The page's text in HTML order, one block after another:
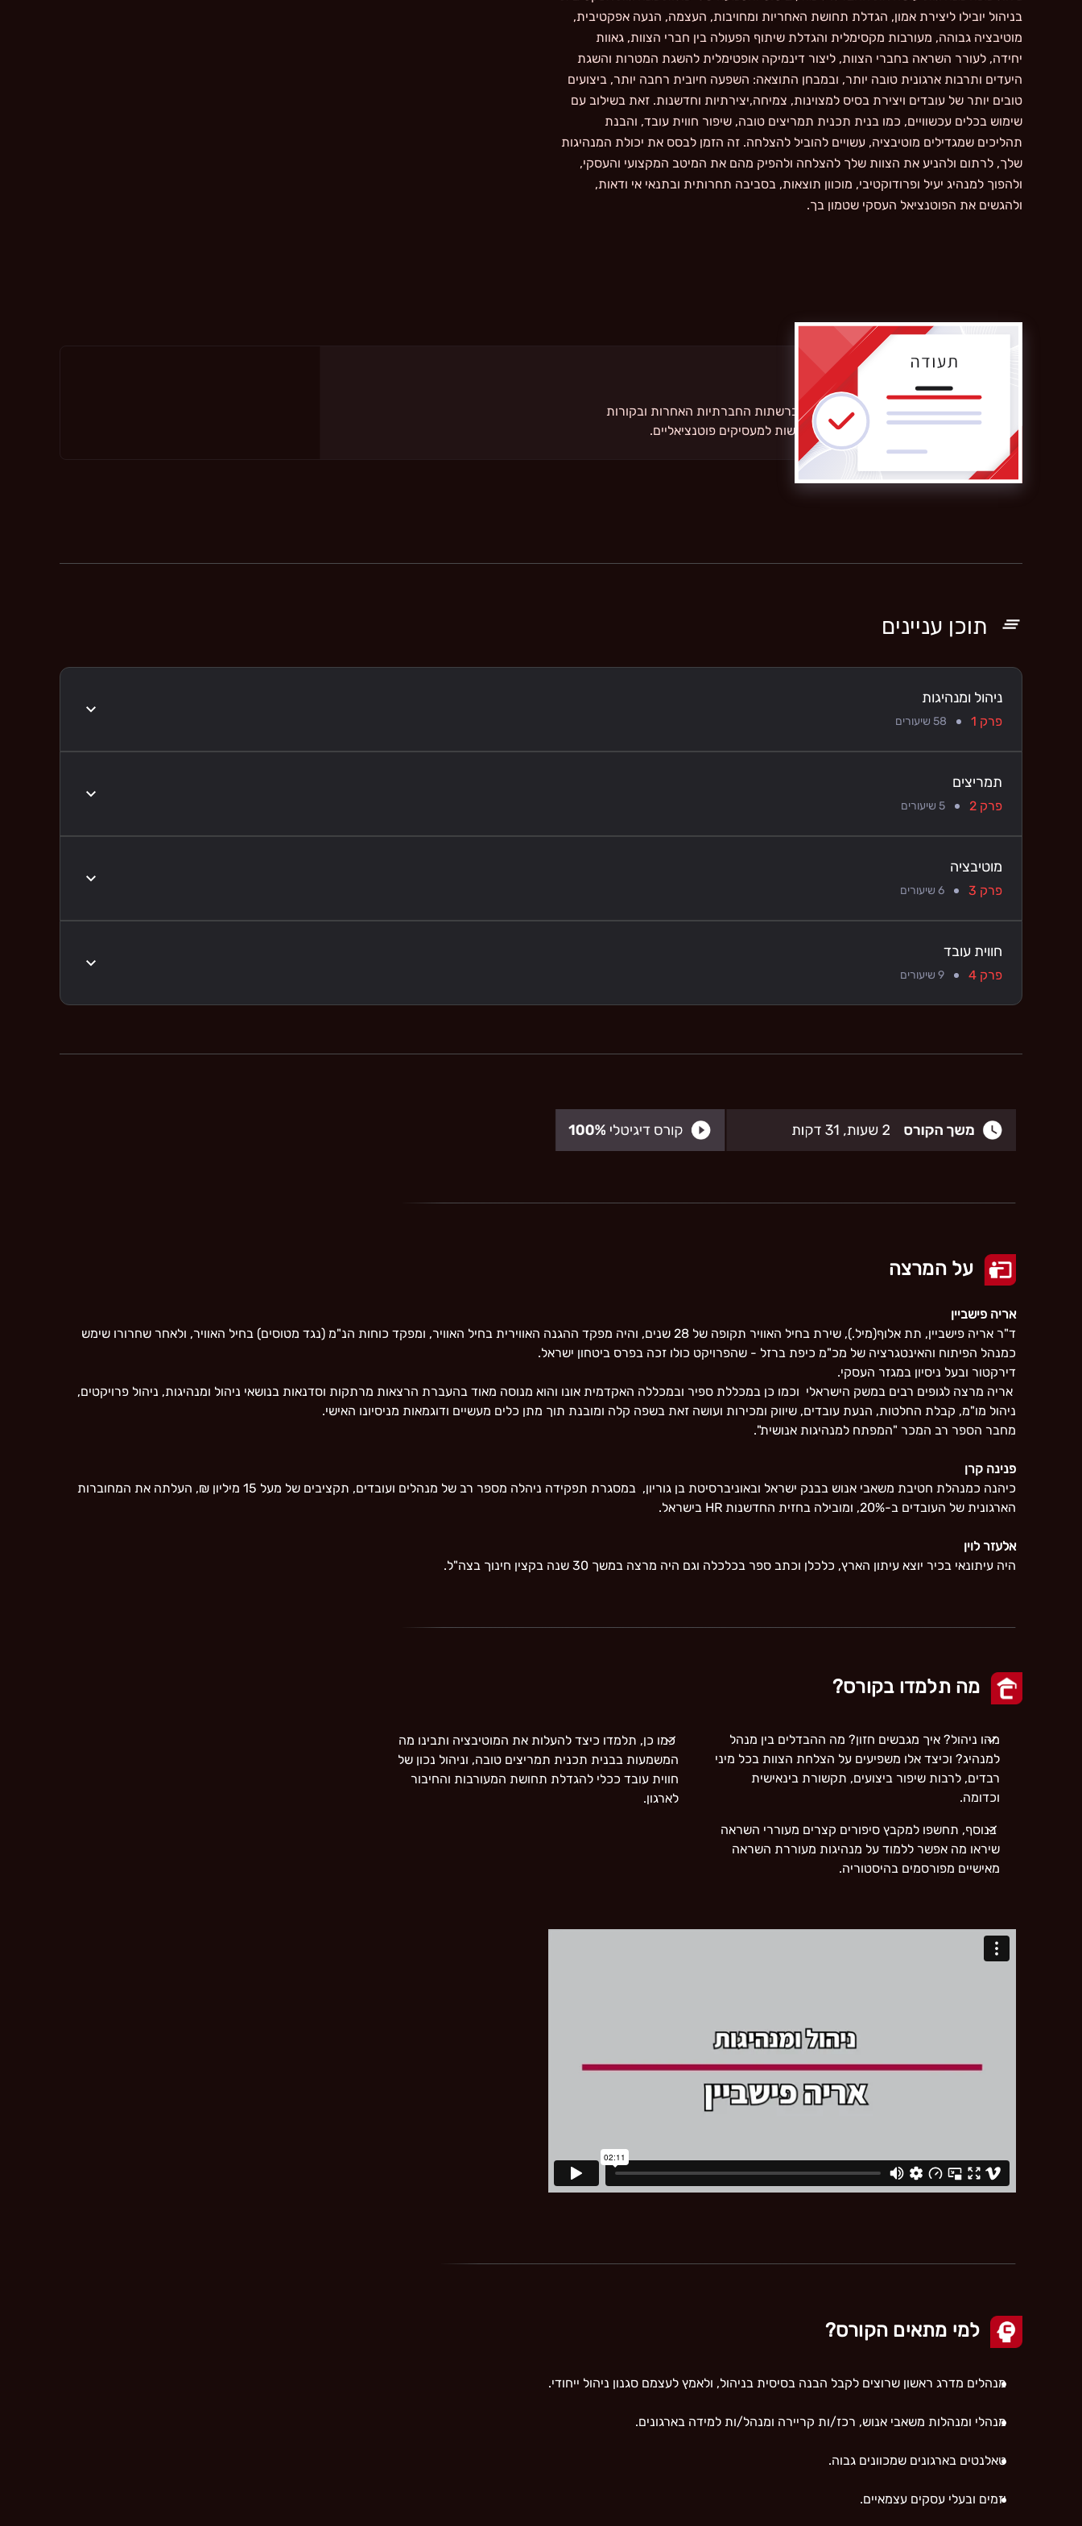
בניהול יובילו ליצירת אמון, הגדלת תחושת האחריות ומחויבות, העצמה, הנעה אפקטיבית,
מוטיבציה גבוהה, מעורבות מקסימלית והגדלת שיתוף הפעולה בין חברי הצוות, גאוות
יחידה, לעורר השראה בחברי הצוות, ליצור דינמיקה אופטימלית להשגת המטרות והשגת
היעדים ותרבות ארגונית טובה יותר, ובמבחן התוצאה: השפעה חיובית רחבה יותר, ביצועים
טובים יותר של עובדים ויצירת בסיס למצוינות, צמיחה,יצירתיות וחדשנות. זאת בשילוב עם
שימוש בכלים עכשוויים, כמו בנית תכנית תמריצים טובה, שיפור חווית עובד, והבנת
תהליכים שמגדילים מוטיבציה, עשויים להוביל להצלחה. זה הזמן לבסס את יכולת המנהיגות
שלך, לרתום ולהניע את הצוות שלך להצלחה ולהפיק מהם את המיטב המקצועי והעסקי,
ולהפוך למנהיג יעיל ופרודוקטיבי, מוכוון תוצאות, בסביבה תחרותית ובתנאי אי ודאות,
ולהגשים את הפוטנציאל העסקי שטמון בך.
קבלו תעודת סיום הקורס
הוסיפו את התעודה לפרופיל LinkedIn, ברשתות החברתיות האחרות ובקורות
החיים שלך כדי להציג את מיומנויות החדשות למעסיקים פוטנציאליים.
תוכן עניינים
ניהול ומנהיגות
פרק 1 58 שיעורים
תמריצים
פרק 2 5 שיעורים
מוטיבציה
פרק 3 6 שיעורים
חווית עובד
פרק 4 9 שיעורים
על המרצה
אריה פישביין
ד"ר אריה פישביין, תת אלוף(מיל.), שירת בחיל האוויר תקופה של 28 שנים, והיה מפקד ההגנה האווירית בחיל האוויר, ומפקד כוחות הנ"מ (נגד מטוסים) בחיל האוויר, ולאחר שחרורו שימש
כמנהל הפיתוח והאינטגרציה של מכ"מ כיפת ברזל - שהפרויקט כולו זכה בפרס ביטחון ישראל.
דירקטור ובעל ניסיון במגזר העסקי.
אריה מרצה לגופים רבים במשק הישראלי וכמו כן במכללת ספיר ובמכללה האקדמית אונו והוא מנוסה מאוד בהעברת הרצאות מרתקות וסדנאות בנושאי ניהול ומנהיגות, ניהול פרויקטים,
ניהול מו"מ, קבלת החלטות, הנעת עובדים, שיווק ומכירות ועושה זאת בשפה קלה ומובנת תוך מתן כלים מעשיים ודוגמאות מניסיונו האישי.
מחבר הספר רב המכר "המפתח למנהיגות אנושית".
פנינה קרן
כיהנה כמנהלת חטיבת משאבי אנוש בבנק ישראל ובאוניברסיטת בן גוריון, במסגרת תפקידה ניהלה מספר רב של מנהלים ועובדים, תקציבים של מעל 15 מיליון ₪, העלתה את המחוברות
הארגונית של העובדים ב-20%, ומובילה בחזית החדשנות HR בישראל.
אלעזר לוין
היה עיתונאי בכיר יוצא עיתון הארץ, כלכלן וכתב ספר בכלכלה וגם היה מרצה במשך 30 שנה בקצין חינוך בצה"ל.
מה תלמדו בקורס?
מהו ניהול? איך מגבשים חזון? מה ההבדלים בין מנהל
למנהיג? וכיצד אלו משפיעים על הצלחת הצוות בכל מיני
רבדים, לרבות שיפור ביצועים, תקשורת בינאישית
וכדומה.
כמו כן, תלמדו כיצד להעלות את המוטיבציה ותבינו מה
המשמעות בבנית תכנית תמריצים טובה, וניהול נכון של
חווית עובד ככלי להגדלת תחושת המעורבות והחיבור
לארגון.
בנוסף, תחשפו למקבץ סיפורים קצרים מעוררי השראה
שיראו מה אפשר ללמוד על מנהיגות מעוררת השראה
מאישיים מפורסמים בהיסטוריה.
למי מתאים הקורס?
מנהלים מדרג ראשון שרוצים לקבל הבנה בסיסית בניהול, ולאמץ לעצמם סגנון ניהול ייחודי.
מנהלי ומנהלות משאבי אנוש, רכז/ות קריירה ומנהל/ות למידה בארגונים.
טאלנטים בארגונים שמכוונים גבוה.
יזמים ובעלי עסקים עצמאיים.